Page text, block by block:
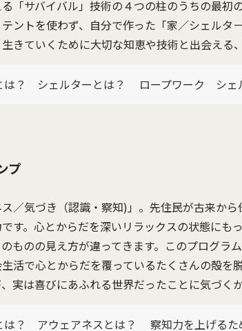
「サバイバル」技術の４つの柱のうちの最初
ントを使わず、自分で作った「家／シェル
きていくために大切な知恵や技術と出会える
は？ シェルターとは？ ロープワーク シ
プ
／気づき（認識・察知)」。先住民が古来か
です。心とからだを深いリラックスの状態に
ものの見え方が違ってきます。このプログ
活で心とからだを覆っているたくさんの殻
実は喜びにあふれる世界だったことに気づく
は？ アウェアネスとは？ 察知力を上げる